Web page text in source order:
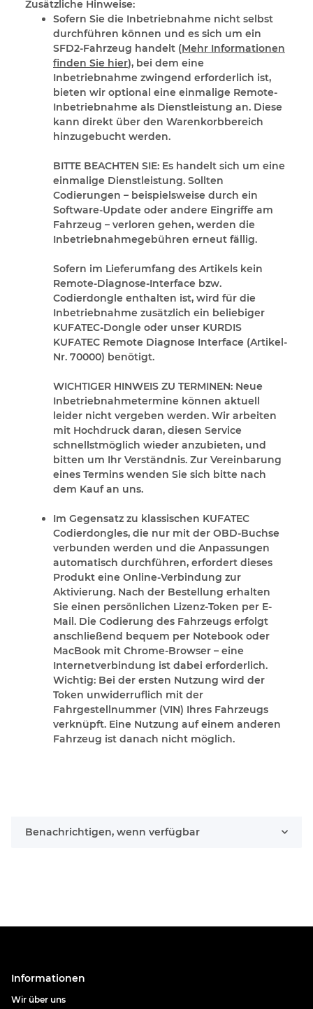
Zusätzliche Hinweise:
Sofern Sie die Inbetriebnahme nicht selbst
durchführen können und es sich um ein
SFD2-Fahrzeug handelt (Mehr Informationen
finden Sie hier), bei dem eine
Inbetriebnahme zwingend erforderlich ist,
bieten wir optional eine einmalige Remote-
Inbetriebnahme als Dienstleistung an. Diese
kann direkt über den Warenkorbbereich
hinzugebucht werden.
BITTE BEACHTEN SIE: Es handelt sich um eine
einmalige Dienstleistung. Sollten
Codierungen – beispielsweise durch ein
Software-Update oder andere Eingriffe am
Fahrzeug – verloren gehen, werden die
Inbetriebnahmegebühren erneut fällig.
Sofern im Lieferumfang des Artikels kein
Remote-Diagnose-Interface bzw.
Codierdongle enthalten ist, wird für die
Inbetriebnahme zusätzlich ein beliebiger
KUFATEC-Dongle oder unser KURDIS
KUFATEC Remote Diagnose Interface (Artikel-
Nr. 70000) benötigt.
WICHTIGER HINWEIS ZU TERMINEN: Neue
Inbetriebnahmetermine können aktuell
leider nicht vergeben werden. Wir arbeiten
mit Hochdruck daran, diesen Service
schnellstmöglich wieder anzubieten, und
bitten um Ihr Verständnis. Zur Vereinbarung
eines Termins wenden Sie sich bitte nach
dem Kauf an uns.
Im Gegensatz zu klassischen KUFATEC
Codierdongles, die nur mit der OBD-Buchse
verbunden werden und die Anpassungen
automatisch durchführen, erfordert dieses
Produkt eine Online-Verbindung zur
Aktivierung. Nach der Bestellung erhalten
Sie einen persönlichen Lizenz-Token per E-
Mail. Die Codierung des Fahrzeugs erfolgt
anschließend bequem per Notebook oder
MacBook mit Chrome-Browser – eine
Internetverbindung ist dabei erforderlich.
Wichtig: Bei der ersten Nutzung wird der
Token unwiderruflich mit der
Fahrgestellnummer (VIN) Ihres Fahrzeugs
verknüpft. Eine Nutzung auf einem anderen
Fahrzeug ist danach nicht möglich.
Benachrichtigen, wenn verfügbar
Informationen
Wir über uns